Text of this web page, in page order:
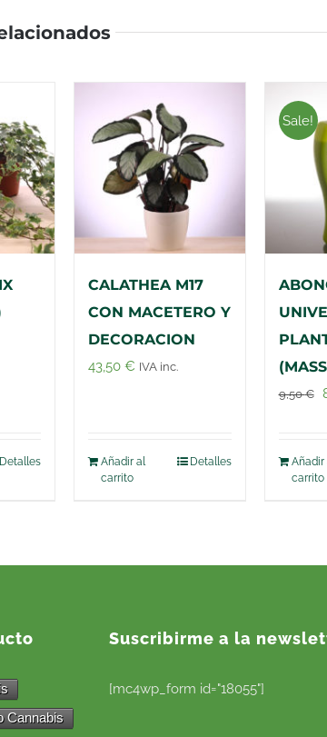
Detalles
CALATHEA M17
CON MACETERO Y
DECORACION
43,50 € IVA inc.
Añadir al
carrito
Detalles
Sale!
9,50€
Añadir
carrito
Cannabis
Suscribirme a la
[mc4wp_form id="18055"]